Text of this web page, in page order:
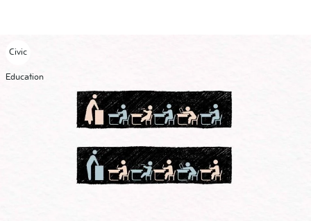
content
Civic
Education